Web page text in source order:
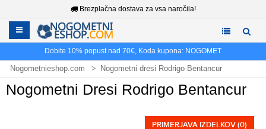
Brezplačna dostava za vsa naročila!
Dobite 10% popust nad 70€, Koda kupona: NOGOMET
Nogometnieshop.com Nogometni dresi Rodrigo Bentancur
Nogometni Dresi Rodrigo Bentancur
PRIMERJAVA IZDELKOV (0)